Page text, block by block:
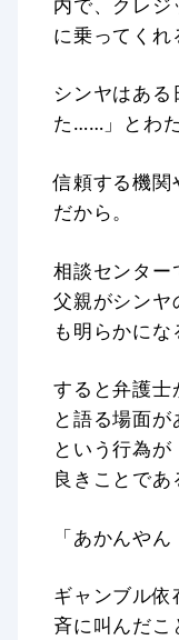
に乗ってくれ
シンヤはあ
た……」とわ
信頼する機関
だから。
相談センター
父親がシンヤ
も明らかにな
すると弁護士
と語る場面
という行為が
良きことであ
「あかんやん
ギャンブル
斉に叫んだ